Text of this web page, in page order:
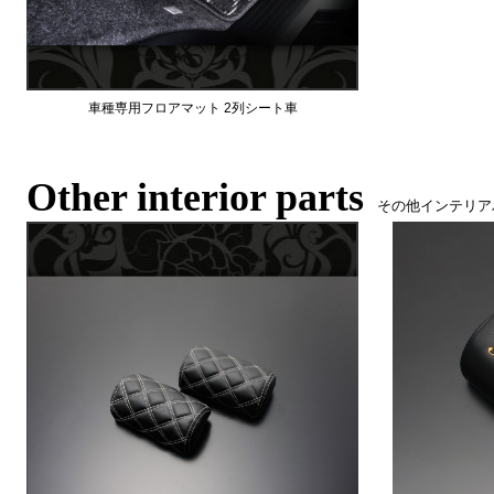
車種専用フロアマット 2列シート車
Other interior parts その他インテリ